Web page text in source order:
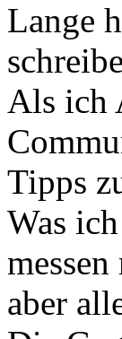
Lange
Als ich
Tipps
Was
aber